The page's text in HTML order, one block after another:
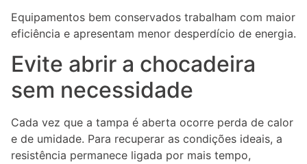
Equipamentos bem conservados trabalham com maior
eficiência e apresentam menor desperdício de energia.
Evite abrir a chocadeira
sem necessidade
Cada vez que a tampa é aberta ocorre perda de calor
e de umidade. Para recuperar as condições ideais, a
resistência permanece ligada por mais tempo,